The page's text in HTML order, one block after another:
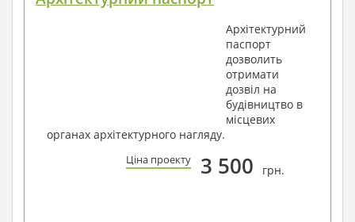
Архітектурний
паспорт
дозволить
отримати
дозвіл на
будівництво в
місцевих
органах архітектурного нагляду.
Ціна проекту 3 500 грн.